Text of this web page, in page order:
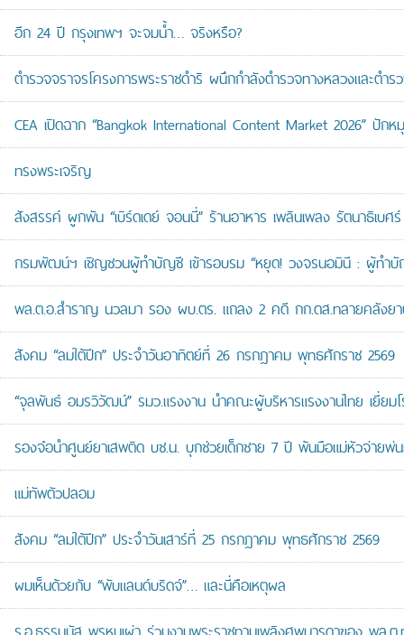
อีก 24 ปี กรุงเทพฯ จะจมน้ำ… จริงหรือ?
ตำรวจจราจรโครงการพระราชดำริ ผนึกกำลังตำรวจทางหลวงและตำ
CEA เปิดฉาก “Bangkok International Content Market 2026” ปั
ทรงพระเจริญ
สังสรรค์ ผูกพัน “เบิร์ดเดย์ จอนนี่” ร้านอาหาร เพลินเพลง รัตนาธิเบศ
กรมพัฒน์ฯ เชิญชวนผู้ทำบัญชี เข้ารอบรม “หยุด! วงจรนอมินี : ผู้ทำ
พล.ต.อ.สำราญ นวลมา รอง ผบ.ตร. แถลง 2 คดี กก.ดส.ทลายคลังย
สังคม “ลมใต้ปีก” ประจำวันอาทิตย์ที่ 26 กรกฎาคม พุทธศักราช 2569
“จุลพันธ์ อมรวิวัฒน์” รมว.แรงงาน นำคณะผู้บริหารแรงงานไทย เยี่ยม
รองจ๋อนำศูนย์ยาเสพติด บช.น. บุกช่วยเด็กชาย 7 ปี พ้นมือแม่หัวจ่ายพ่น
แม่ทัพตัวปลอม
สังคม “ลมใต้ปีก” ประจำวันเสาร์ที่ 25 กรกฎาคม พุทธศักราช 2569
ผมเห็นด้วยกับ “พับแลนด์บริดจ์”… และนี่คือเหตุผล